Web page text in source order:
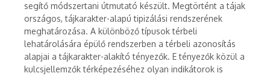
segítő módszertani útmutató készült. Megtörtént a tájak
országos, tájkarakter-alapú tipizálási rendszerének
meghatározása. A különböző típusok térbeli
lehatárolására épülő rendszerben a térbeli azonosítás
alapjai a tájkarakter-alakító tényezők. E tényezők közül a
kulcsjellemzők térképezéséhez olyan indikátorok is